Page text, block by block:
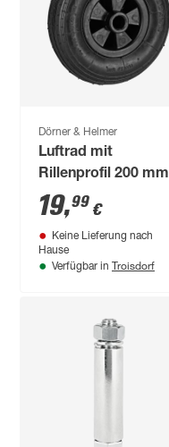
Dörner & Helmer
Luftrad mit
Rillenprofil 200 mm
19,99 €
Keine Lieferung nach
Hause
Verfügbar in Troisdorf